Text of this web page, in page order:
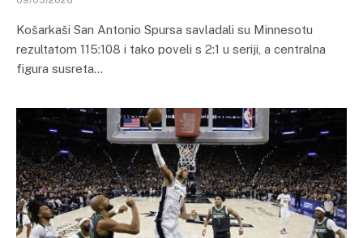
Košarkaši San Antonio Spursa savladali su Minnesotu
rezultatom 115:108 i tako poveli s 2:1 u seriji, a centralna
figura susreta…